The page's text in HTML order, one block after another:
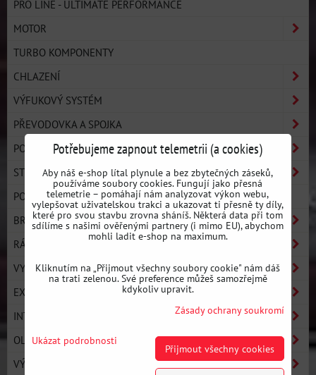
PRO LINE - ULTIMATE PERFORMANCE
MOTOR
TURBO KOMPONENTY
CHLAZENÍ
VÝFUKOVÝ SYSTÉM
PŘEVODOVKA A SPOJKA
PODVOZEK
STRONGFLEX
POLYURETANOVÉ SILENTBLOKY - OSTATNÍ
BRZDY
RÁMY A BASH-BARY
VYZTUŽENÍ KAROSERIE
EXTERIÉR / KAROSÉRIE
INTERIÉR
OLEJE A NÁPLNĚ
VÝBAVA JEZDCE
Potřebujeme zapnout telemetrii (a cookies)
Aby náš e-shop lítal plynule a bez zbytečných záseků,
používáme soubory cookies. Fungují jako přesná
telemetrie – pomáhají nám analyzovat výkon webu,
vylepšovat uživatelskou trakci a ukazovat ti přesně ty díly,
které pro svou stavbu zrovna sháníš. Některá data při tom
sdílíme s našimi ověřenými partnery (i mimo EU), abychom
mohli ladit e-shop na maximum.
Kliknutím na „Přijmout všechny soubory cookie" nám dáš
na trati zelenou. Své preference můžeš samozřejmě
kdykoliv upravit.
Zásady ochrany soukromí
Ukázat podrobnosti
Přijmout všechny cookies